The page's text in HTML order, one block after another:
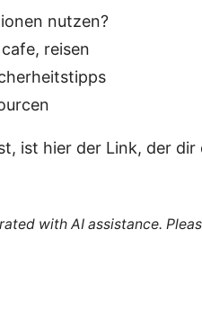
nutzen?
reisen
ist hier der Link, der
with AI assistance.